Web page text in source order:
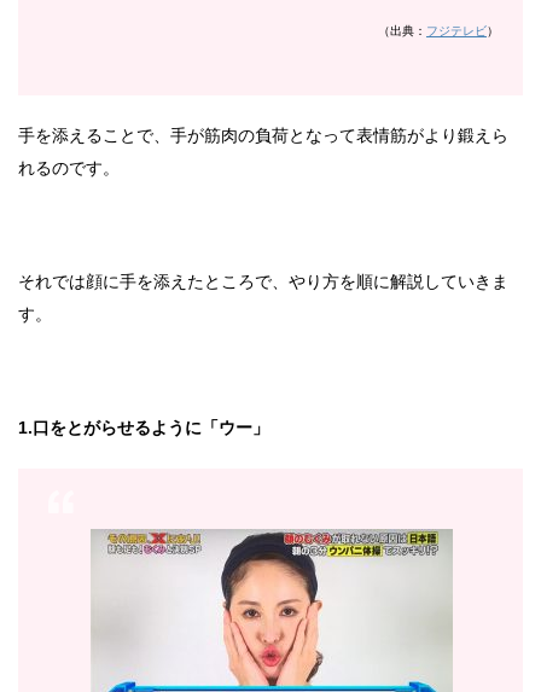
（出典： フジテレビ）
手を添えることで、手が筋肉の負荷となって表情筋がより鍛えら
れるのです。
それでは顔に手を添えたところで、やり方を順に解説していきま
す。
1.口をとがらせるように「ウー」